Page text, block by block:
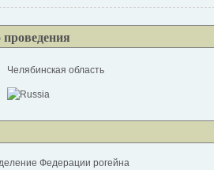
Челябинская область
Федерации рогейна